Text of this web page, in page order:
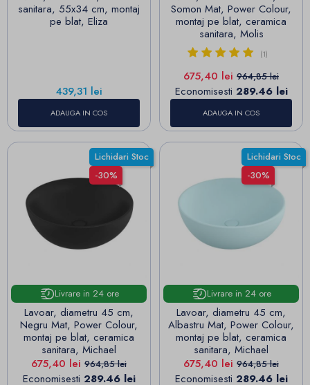
sanitara, 55x34 cm, montaj
pe blat, Eliza
Pret
439,31 lei
ADAUGA IN COS
Somon Mat, Power Colour,
montaj pe blat, ceramica
sanitara, Molis
(1)
Pret
675,40 lei Pret de baza
964,85 lei
Economisesti 289.46 lei
ADAUGA IN COS
Lichidari Stoc
-30%
Livrare in 24 ore
Lavoar, diametru 45 cm,
Negru Mat, Power Colour,
montaj pe blat, ceramica
sanitara, Michael
Pret
675,40 lei Pret de baza
964,85 lei
Economisesti 289.46 lei
Lichidari Stoc
-30%
Livrare in 24 ore
Lavoar, diametru 45 cm,
Albastru Mat, Power Colour,
montaj pe blat, ceramica
sanitara, Michael
Pret
675,40 lei Pret de baza
964,85 lei
Economisesti 289.46 lei